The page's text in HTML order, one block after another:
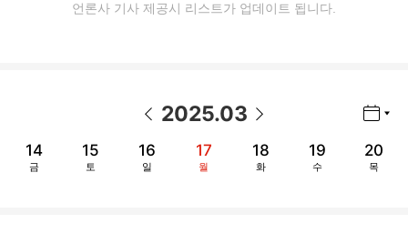
언론사 기사 제공시 리스트가 업데이트 됩니다.
2025.03
14
금
15
토
16
일
17
월
18
화
19
수
20
목